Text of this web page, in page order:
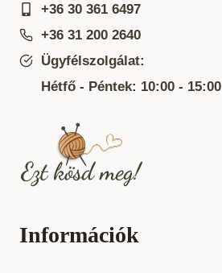
+36 30 361 6497
+36 31 200 2640
Ügyfélszolgálat:
Hétfő - Péntek: 10:00 - 15:00
Információk